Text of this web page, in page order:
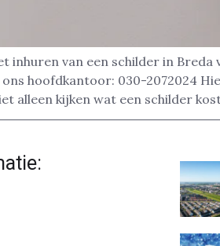
inhuren van een schilder in
hoofdkantoor: 030-2072024
alleen kijken wat een schilder